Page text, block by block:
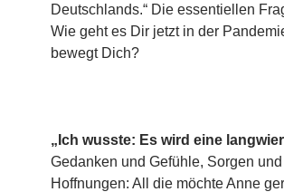
Deutschlands.“ Die essentiellen
Wie geht es Dir jetzt in der
bewegt Dich?
„Ich wusste: Es wird eine
Gedanken und Gefühle, Sorgen
Hoffnungen: All die möchte Anne